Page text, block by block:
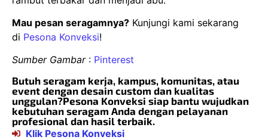
Mau pesan seragamnya? Kunjungi kami sekarang
di Pesona Konveksi!
Sumber Gambar: Pinterest
Butuh seragam kerja, kampus, komunitas, atau
event dengan desain custom dan kualitas
unggulan?Pesona Konveksi siap bantu wujudkan
kebutuhan seragam Anda dengan pelayanan
profesional dan hasil terbaik.
Klik Pesona Konveksi